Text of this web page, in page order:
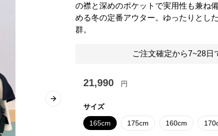
Next slide
の襟と深めのポケットで実用性も兼ね
める冬の定番アウター。ゆったりとし
群。
ご注文確定から7~28日
21,990 円
サイズ
165cm 175cm 160cm